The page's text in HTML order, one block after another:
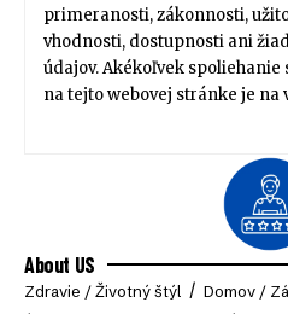
primeranosti, zákonnosti,
vhodnosti, dostupnosti ani
údajov. Akékoľvek
na tejto webovej stránke je na
About US
Zdravie / Životný štýl
Domov /